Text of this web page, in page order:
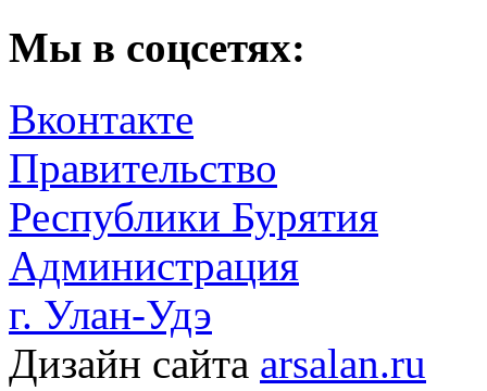
Мы в соцсетях:
Вконтакте
Правительство
Республики Бурятия
Администрация
г. Улан-Удэ
Дизайн сайта arsalan.ru